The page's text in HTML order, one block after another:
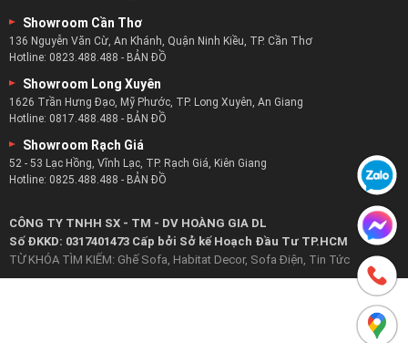
217 Trần Hưng Đạo, Phú Thủy, TP. Phan Thiết, Bình Thuận
Hotline:0829.488.488- BẢN ĐỒ
156 - 158 Thống Nhất, Phương Sài, TP. Nha Trang, Khánh Hòa
Hotline:0818.488.488 -BẢN ĐỒ
136 Nguyễn Văn Cừ, An Khánh, Quận Ninh Kiều, TP. Cần Thơ
Hotline:0823.488.488-BẢN ĐỒ
Hotline: 0817.488.488-BẢN ĐỒ
Showroom Rạch Giá